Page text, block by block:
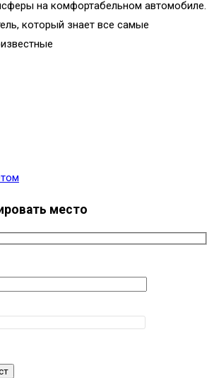
на комфортабельном автомобиле.
который знает все самые
место